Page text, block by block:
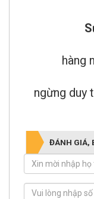
-
hàng
-
ngừng duy
ĐÁNH GIÁ,